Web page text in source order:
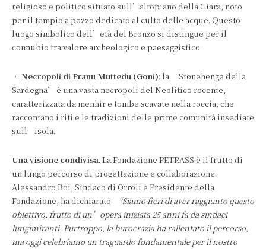
religioso e politico situato sull’altopiano della Giara, noto
per il tempio a pozzo dedicato al culto delle acque. Questo
luogo simbolico dell’età del Bronzo si distingue per il
connubio tra valore archeologico e paesaggistico.
• Necropoli di Pranu Muttedu (Goni): la “Stonehenge della
Sardegna” è una vasta necropoli del Neolitico recente,
caratterizzata da menhir e tombe scavate nella roccia, che
raccontano i riti e le tradizioni delle prime comunità insediate
sull’isola.
Una visione condivisa. La Fondazione PETRASS è il frutto di
un lungo percorso di progettazione e collaborazione.
Alessandro Boi, Sindaco di Orroli e Presidente della
Fondazione, ha dichiarato:
“Siamo fieri di aver raggiunto questo
obiettivo, frutto di un’opera iniziata 25 anni fa da sindaci
lungimiranti. Purtroppo, la burocrazia ha rallentato il percorso,
ma oggi celebriamo un traguardo fondamentale per il nostro